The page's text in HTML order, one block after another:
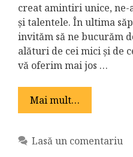
creat amintiri unice,
și talentele. În ultima
invităm să ne bucurăm
alături de cei mici și de
vă oferim mai jos …
Mai mult…
Lasă un comentariu